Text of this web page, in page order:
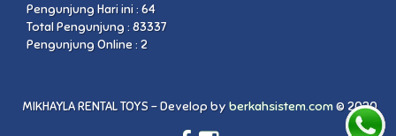
Pengunjung Hari ini : 64
Total Pengunjung : 83337
Pengunjung Online : 2
MIKHAYLA RENTAL TOYS - Develop byberkahsistem.com© 2020